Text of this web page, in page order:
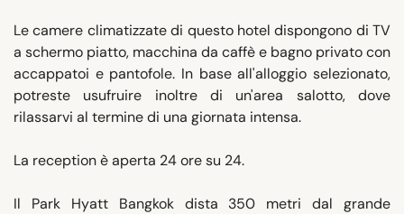
Le camere climatizzate di questo hotel dispongono di TV
a schermo piatto, macchina da caffè e bagno privato con
accappatoi e pantofole. In base all'alloggio selezionato,
potreste usufruire inoltre di un'area salotto, dove
rilassarvi al termine di una giornata intensa.
La reception è aperta 24 ore su 24.
Il Park Hyatt Bangkok dista 350 metri dal grande